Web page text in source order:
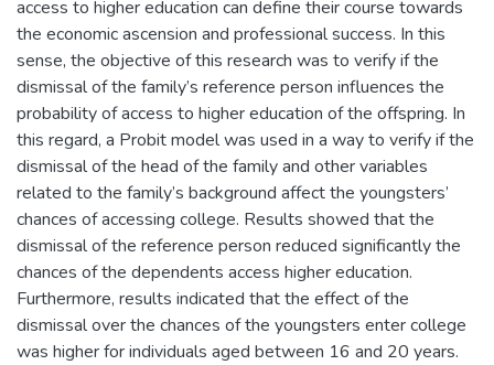
access to higher education can define their course towards
the economic ascension and professional success. In this
sense, the objective of this research was to verify if the
dismissal of the family’s reference person influences the
probability of access to higher education of the offspring. In
this regard, a Probit model was used in a way to verify if the
dismissal of the head of the family and other variables
related to the family’s background affect the youngsters’
chances of accessing college. Results showed that the
dismissal of the reference person reduced significantly the
chances of the dependents access higher education.
Furthermore, results indicated that the effect of the
dismissal over the chances of the youngsters enter college
was higher for individuals aged between 16 and 20 years.